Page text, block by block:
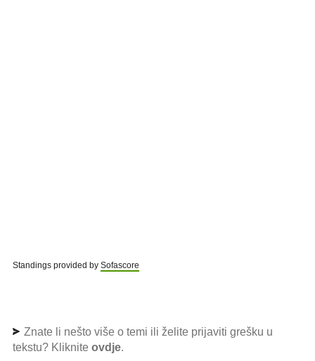
Standings provided by Sofascore
Znate li nešto više o temi ili želite prijaviti grešku u
tekstu? Kliknite ovdje.